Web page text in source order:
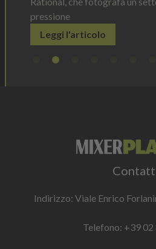
pressione
Leggi l'articolo
Indirizzo: Viale Enrico
Telefono: +39 02